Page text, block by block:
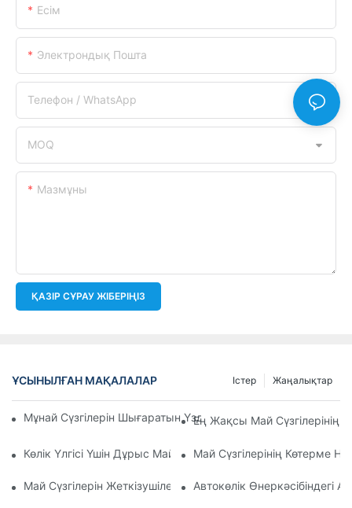
Есім
Электрондық Пошта
Телефон / WhatsApp
MOQ
Мазмұны
ҚАЗІР СҰРАУ ЖІБЕРІҢІЗ
ҰСЫНЫЛҒАН МАҚАЛАЛАР Жаңалықтар
Істер
Мұнай Сүзгілерін Шығаратын Үздік Компаниялар: Жан-
Ең Жақсы Май Сүзгілерінің
Көлік Үлгісі Үшін Дұрыс Май Сүзгісін Таңдау: Негізгі Ойлар
Май Сүзгілерінің Көтерме
Май Сүзгілерін Жеткізушілер: Бизнесіңіз Үшін Сапалы
Автокөлік Өнеркәсібіндегі